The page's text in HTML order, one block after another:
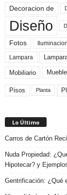
Decoracion de
Diseño
Fotos Iluminacion
Lampara
Mobiliario Mueble
Pisos Planta
Lo Último
Carros de Cartón
Nuda Propiedad:
Hipotecar? y
Gentrificación: ¿Qué